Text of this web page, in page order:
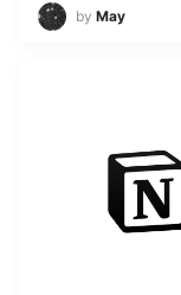
by May